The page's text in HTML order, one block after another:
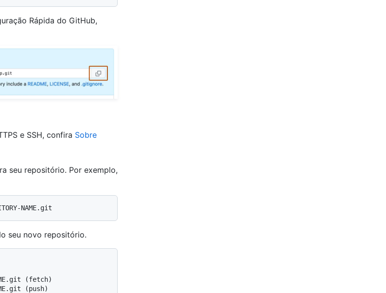
Rápida do GitHub,
e SSH, confira Sobre
seu repositório. Por exemplo,
seu novo repositório.
(fetch)
(push)